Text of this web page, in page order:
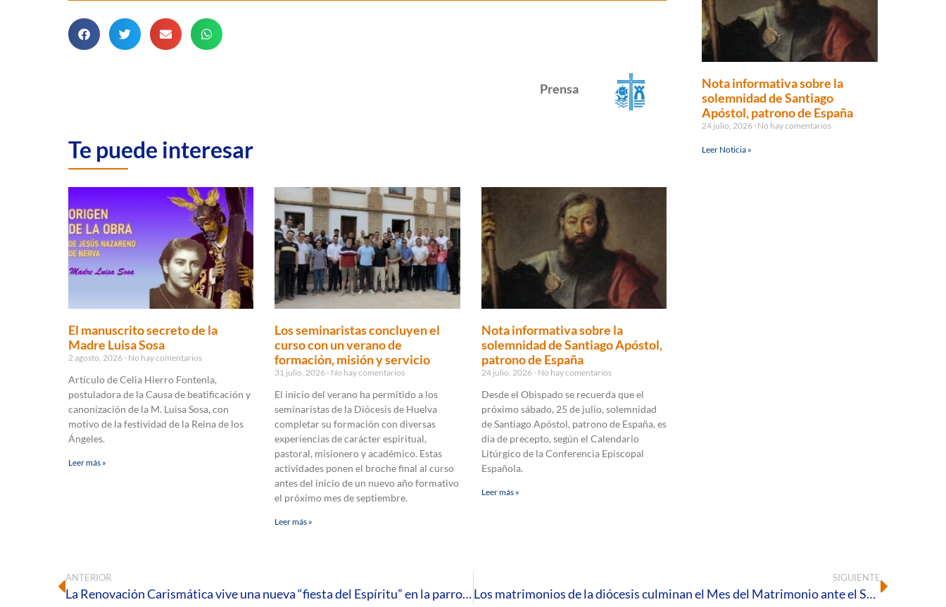
Prensa
Te puede interesar
El manuscrito secreto de la
Madre Luisa Sosa
2 agosto, 2026 No hay comentarios
Artículo de Celia Hierro Fontenla,
postuladora de la Causa de beatificación y
canonización de la M. Luisa Sosa, con
motivo de la festividad de la Reina de los
Ángeles.
Leer más »
Los seminaristas concluyen el
curso con un verano de
formación, misión y servicio
31 julio, 2026 No hay comentarios
El inicio del verano ha permitido a los
seminaristas de la Diócesis de Huelva
completar su formación con diversas
experiencias de carácter espiritual,
pastoral, misionero y académico. Estas
actividades ponen el broche final al curso
antes del inicio de un nuevo año formativo
el próximo mes de septiembre.
Leer más »
Nota informativa sobre la
solemnidad de Santiago Apóstol,
patrono de España
24 julio, 2026 No hay comentarios
Desde el Obispado se recuerda que el
próximo sábado, 25 de julio, solemnidad
de Santiago Apóstol, patrono de España, es
día de precepto, según el Calendario
Litúrgico de la Conferencia Episcopal
Española.
Leer más »
Nota informativa sobre la
solemnidad de Santiago
Apóstol, patrono de España
24 julio, 2026 No hay comentarios
Leer Noticia »
ANTERIOR
La Renovación Carismática vive una nueva “fiesta del Espíritu” en la parroquia de Santa Teresa
SIGUIENTE
Los matrimonios de la diócesis culminan el Mes del Matrimonio ante el Señor en la Adoración Eucarística